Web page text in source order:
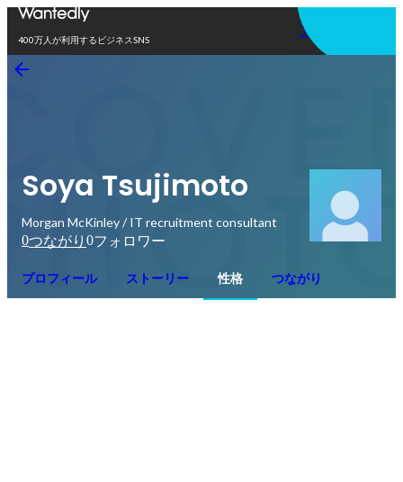
400万人が利用するビジネスSNS
アプリを使う
Soya Tsujimoto
Morgan McKinley / IT recruitment consultant
0つながり 0フォロワー
プロフィール ストーリー 性格 つながり